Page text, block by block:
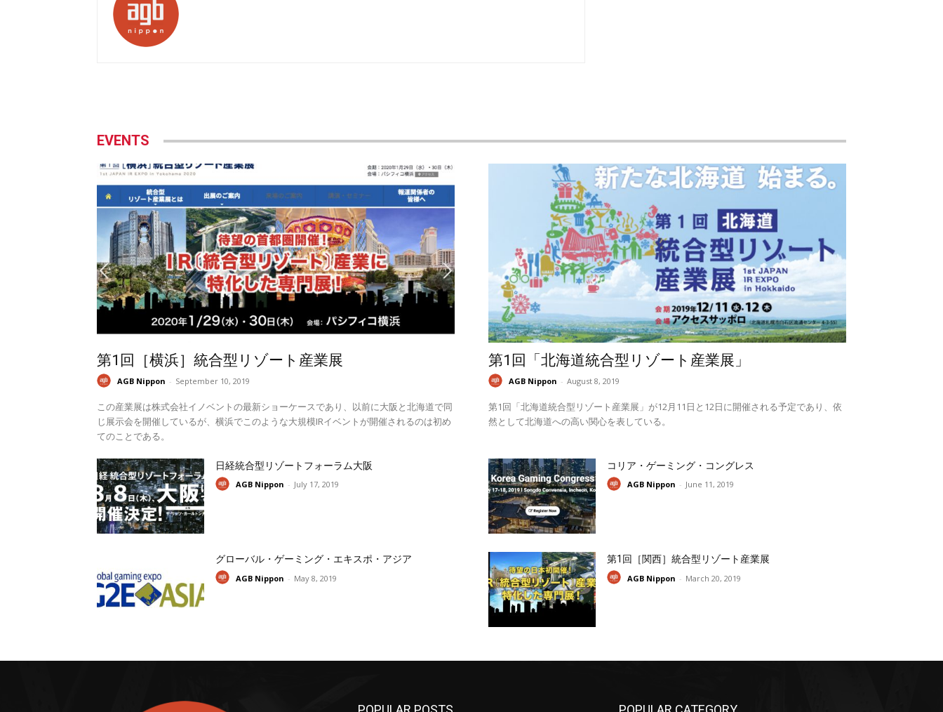
EVENTS
第1回［横浜］統合型リゾート産業展
AGB Nippon - September 10, 2019
この産業展は株式会社イノベントの最新ショーケースであり、以前に大阪と北海道で同
じ展示会を開催しているが、横浜でこのような大規模IRイベントが開催されるのは初め
てのことである。
第1回「北海道統合型リゾート産業展」
AGB Nippon - August 8, 2019
第1回「北海道統合型リゾート産業展」が12月11日と12日に開催される予定であり、依
然として北海道への高い関心を表している。
日経統合型リゾートフォーラム大阪
AGB Nippon - July 17, 2019
コリア・ゲーミング・コングレス
AGB Nippon - June 11, 2019
グローバル・ゲーミング・エキスポ・アジア
AGB Nippon - May 8, 2019
第1回［関西］統合型リゾート産業展
AGB Nippon - March 20, 2019